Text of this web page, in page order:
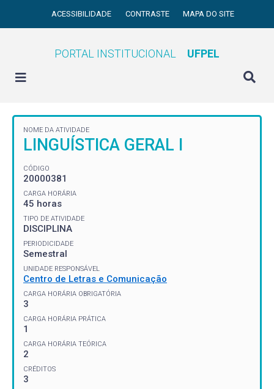
ACESSIBILIDADE CONTRASTE MAPA DO SITE
PORTAL INSTITUCIONAL UFPEL
NOME DA ATIVIDADE
LINGUÍSTICA GERAL I
CÓDIGO
20000381
CARGA HORÁRIA
45 horas
TIPO DE ATIVIDADE
DISCIPLINA
PERIODICIDADE
Semestral
UNIDADE RESPONSÁVEL
Centro de Letras e Comunicação
CARGA HORÁRIA OBRIGATÓRIA
3
CARGA HORÁRIA PRÁTICA
1
CARGA HORÁRIA TEÓRICA
2
CRÉDITOS
3